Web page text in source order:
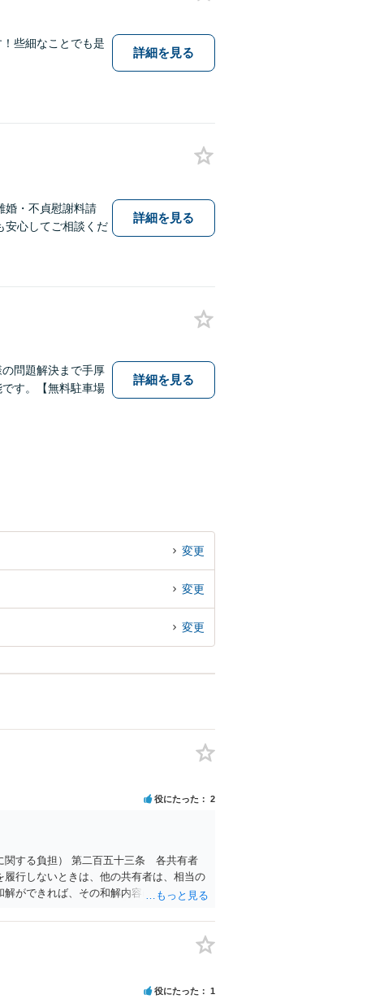
些細なことでも是
詳細を見る
・不貞慰謝料請
安心してご相談くだ
詳細を見る
問題解決まで手厚
す。【無料駐車場
詳細を見る
変更
変更
変更
役にたった 2
関する負担） 第二百五十三条 各共有者
行しないときは、他の共有者は、相当の
ができれば、その和解内容に基づき解決
役にたった 1